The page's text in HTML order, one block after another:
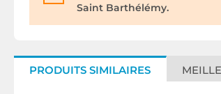
Saint Barthélémy.
PRODUITS SIMILAIRES